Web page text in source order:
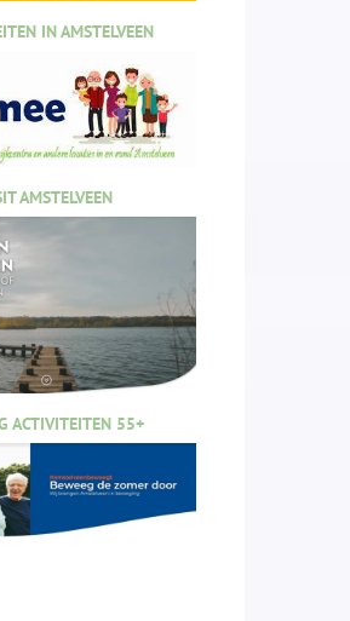
IN AMSTELVEEN
AMSTELVEEN
ACTIVITEITEN 55+